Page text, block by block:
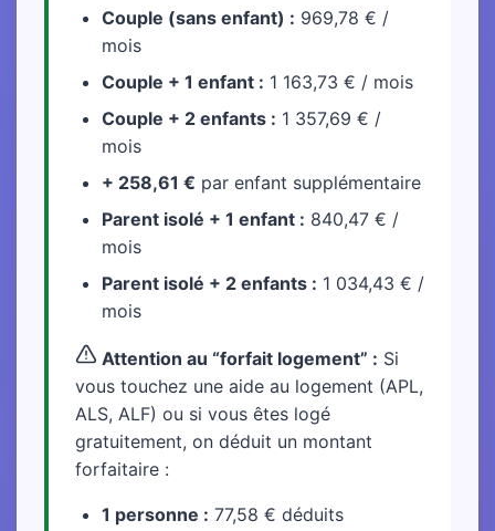
Couple (sans enfant) : 969,78 € /
mois
Couple + 1 enfant : 1 163,73 € / mois
Couple + 2 enfants : 1 357,69 € /
mois
+ 258,61 € par enfant supplémentaire
Parent isolé + 1 enfant : 840,47 € /
mois
Parent isolé + 2 enfants : 1 034,43 € /
mois
Attention au “forfait logement” : Si
vous touchez une aide au logement (APL,
ALS, ALF) ou si vous êtes logé
gratuitement, on déduit un montant
forfaitaire :
1 personne : 77,58 € déduits